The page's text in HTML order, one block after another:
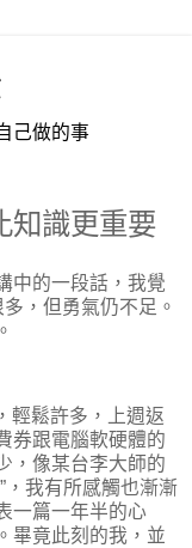
己做的事
知識更重要
中的一段話，我覺
，但勇氣仍不足。
輕鬆許多，上週返
券跟電腦軟硬體的
，像某台李大師的
，我有所感觸也漸漸
一篇一年半的心
畢竟此刻的我，並